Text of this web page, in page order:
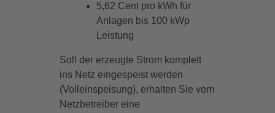
5,62 Cent pro kWh für
Anlagen bis 100 kWp
Leistung
Soll der erzeugte Strom komplett
ins Netz eingespeist werden
(Volleinspeisung), erhalten Sie vom
Netzbetreiber eine